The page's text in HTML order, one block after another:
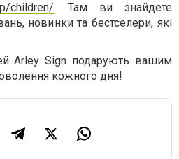
children/. Там ви знайдете
новинки та бестселери, які
Arley Sign подарують вашим
кожного дня!